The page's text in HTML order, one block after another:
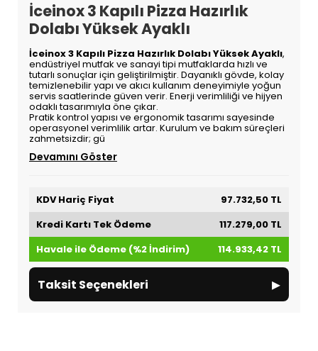
İceinox 3 Kapılı Pizza Hazırlık
Dolabı Yüksek Ayaklı
İceinox 3 Kapılı Pizza Hazırlık Dolabı Yüksek Ayaklı,
endüstriyel mutfak ve sanayi tipi mutfaklarda hızlı ve
tutarlı sonuçlar için geliştirilmiştir. Dayanıklı gövde, kolay
temizlenebilir yapı ve akıcı kullanım deneyimiyle yoğun
servis saatlerinde güven verir. Enerji verimliliği ve hijyen
odaklı tasarımıyla öne çıkar.
Pratik kontrol yapısı ve ergonomik tasarımı sayesinde
operasyonel verimlilik artar. Kurulum ve bakım süreçleri
zahmetsizdir; gü
Devamını Göster
KDV Hariç Fiyat
97.732,50 TL
Kredi Kartı Tek Ödeme
117.279,00 TL
Havale ile Ödeme (%2 İndirim)
114.933,42 TL
Taksit Seçenekleri ▸